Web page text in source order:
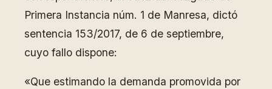
Primera Instancia núm. 1 de Manresa, dictó
sentencia 153/2017, de 6 de septiembre,
cuyo fallo dispone:
«Que estimando la demanda promovida por